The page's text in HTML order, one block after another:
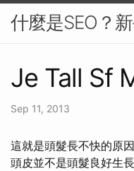
什麼是SEO？
Je Tall Sf
Sep 11, 2013
這就是頭髮長不快的原
頭皮並不是頭髮良好生